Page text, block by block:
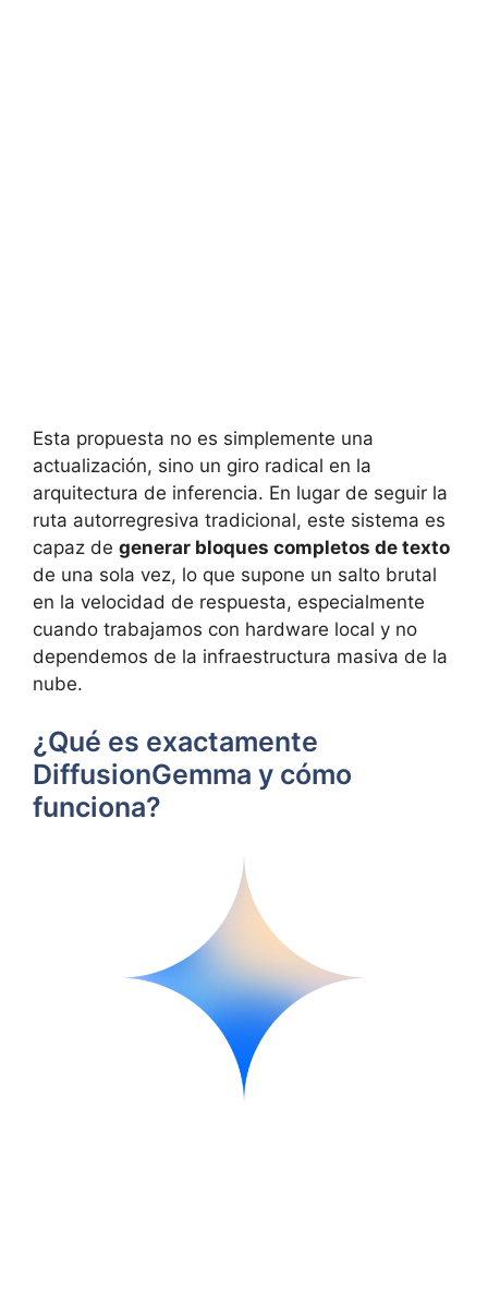
Esta propuesta no es simplemente una
actualización, sino un giro radical en la
arquitectura de inferencia. En lugar de seguir la
ruta autorregresiva tradicional, este sistema es
capaz de generar bloques completos de texto
de una sola vez, lo que supone un salto brutal
en la velocidad de respuesta, especialmente
cuando trabajamos con hardware local y no
dependemos de la infraestructura masiva de la
nube.
¿Qué es exactamente
DiffusionGemma y cómo
funciona?